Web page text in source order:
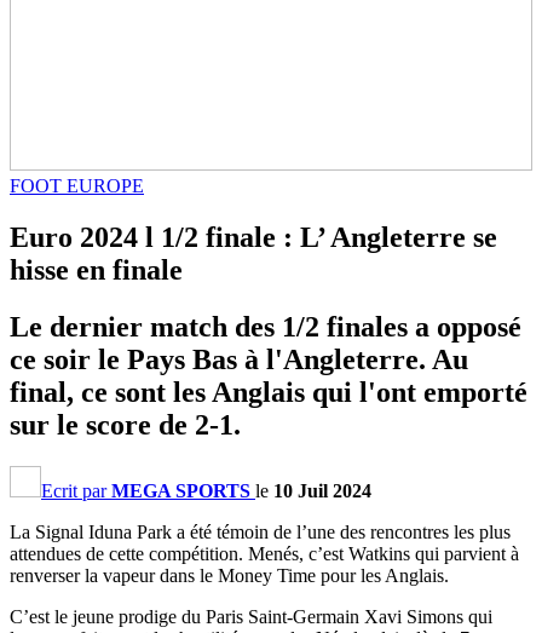
FOOT EUROPE
Euro 2024 l 1/2 finale : L’ Angleterre se
hisse en finale
Le dernier match des 1/2 finales a opposé
ce soir le Pays Bas à l'Angleterre. Au
final, ce sont les Anglais qui l'ont emporté
sur le score de 2-1.
Ecrit parMEGA SPORTS le 10 Juil 2024
La Signal Iduna Park a été témoin de l’une des rencontres les plus
attendues de cette compétition. Menés, c’est Watkins qui parvient à
renverser la vapeur dans le Money Time pour les Anglais.
C’est le jeune prodige du Paris Saint-Germain Xavi Simons qui